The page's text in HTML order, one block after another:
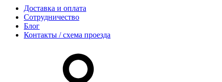
Доставка и оплата
Сотрудничество
Блог
Контакты / схема проезда